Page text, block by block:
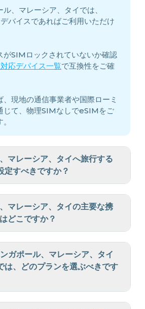
、マレーシア、タイでは、
バイスであればご利用いただけ
がSIMロックされていないか確認
応デバイス一覧で互換性をご確
現地の通信事業者や国際ローミ
じて、物理SIMなしでeSIMをご
マレーシア、タイへ旅行する
すべきですか？
マレーシア、タイの主要な携
どこですか？
ガポール、マレーシア、タイ
は、どのプランを選ぶべきです